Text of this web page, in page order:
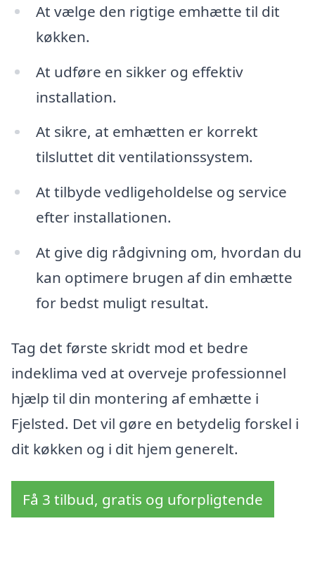
At vælge den rigtige emhætte til dit
køkken.
At udføre en sikker og effektiv
installation.
At sikre, at emhætten er korrekt
tilsluttet dit ventilationssystem.
At tilbyde vedligeholdelse og service
efter installationen.
At give dig rådgivning om, hvordan du
kan optimere brugen af din emhætte
for bedst muligt resultat.
Tag det første skridt mod et bedre
indeklima ved at overveje professionnel
hjælp til din montering af emhætte i
Fjelsted. Det vil gøre en betydelig forskel i
dit køkken og i dit hjem generelt.
Få 3 tilbud, gratis og uforpligtende